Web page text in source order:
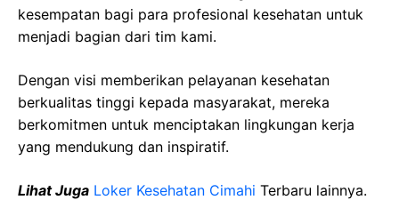
kesempatan bagi para profesional kesehatan untuk
menjadi bagian dari tim kami.
Dengan visi memberikan pelayanan kesehatan
berkualitas tinggi kepada masyarakat, mereka
berkomitmen untuk menciptakan lingkungan kerja
yang mendukung dan inspiratif.
Lihat Juga Loker Kesehatan Cimahi Terbaru lainnya.